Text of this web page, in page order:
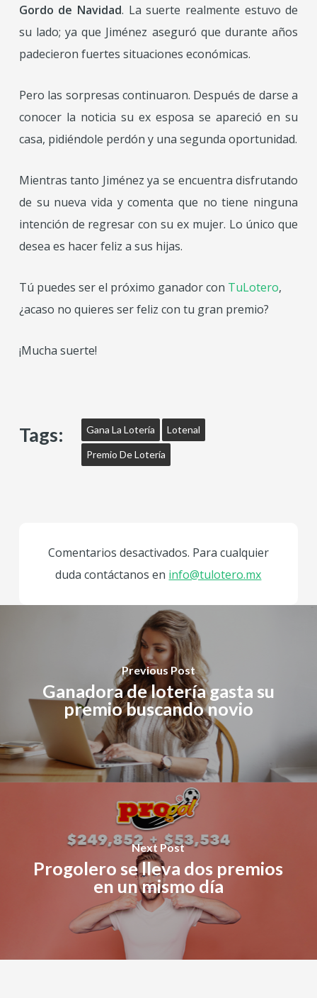
Gordo de Navidad. La suerte realmente estuvo de
su lado; ya que Jiménez aseguró que durante años
padecieron fuertes situaciones económicas.
Pero las sorpresas continuaron. Después de darse a
conocer la noticia su ex esposa se apareció en su
casa, pidiéndole perdón y una segunda oportunidad.
Mientras tanto Jiménez ya se encuentra disfrutando
de su nueva vida y comenta que no tiene ninguna
intención de regresar con su ex mujer. Lo único que
desea es hacer feliz a sus hijas.
Tú puedes ser el próximo ganador con TuLotero,
¿acaso no quieres ser feliz con tu gran premio?
¡Mucha suerte!
Tags: Gana La Lotería Lotenal
Premio De Lotería
Comentarios desactivados. Para cualquier
duda contáctanos en info@tulotero.mx
Previous Post
Ganadora de lotería gasta su
premio buscando novio
Next Post
Progolero se lleva dos premios
en un mismo día